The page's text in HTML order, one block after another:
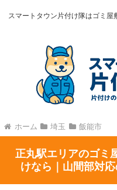
スマートタウン片付け隊はゴミ
ホーム 埼玉 飯能市
正丸駅エリアのゴミ
けなら｜山間部対